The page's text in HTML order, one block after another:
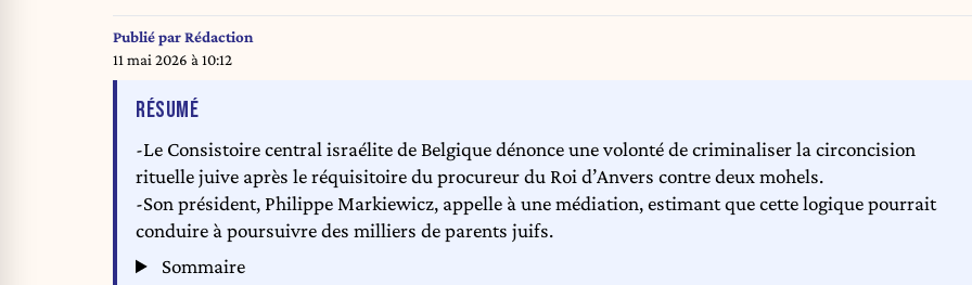
Publié parRédaction
11 mai 2026 à 10:12
RÉSUMÉDE L'ARTICLE
-Le Consistoire central israélite de Belgique dénonce une volonté de criminaliser la circoncision
rituelle juive après le réquisitoire du procureur du Roi d’Anvers contre deux mohels.
-Son président, Philippe Markiewicz, appelle à une médiation, estimant que cette logique pourrait
conduire à poursuivre des milliers de parents juifs.
Sommaire